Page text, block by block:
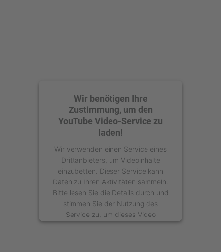
Wir benötigen Ihre
Zustimmung, um den
YouTube Video-Service zu
laden!
Wir verwenden einen Service eines
Drittanbieters, um Videoinhalte
einzubetten. Dieser Service kann
Daten zu Ihren Aktivitäten sammeln.
Bitte lesen Sie die Details durch und
stimmen Sie der Nutzung des
Service zu, um dieses Video
anzusehen.